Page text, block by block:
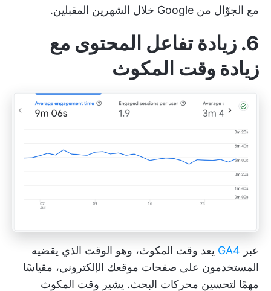
مع الجوّال من Google خلال الشهرين المقبلين.
6. زيادة تفاعل المحتوى مع
زيادة وقت المكوث
عبر GA4 يعد وقت المكوث، وهو الوقت الذي يقضيه
المستخدمون على صفحات موقعك الإلكتروني، مقياسًا
مهمًا لتحسين محركات البحث. يشير وقت المكوث